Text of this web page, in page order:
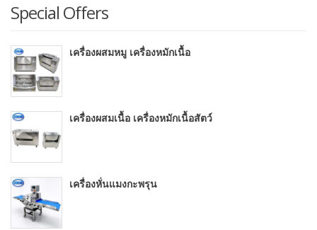
Special Offers
เครื่องผสมหมู เครื่องหมักเนื้อ
เครื่องผสมเนื้อ เครื่องหมักเนื้อสัตว์
เครื่องหั่นแมงกะพรุน